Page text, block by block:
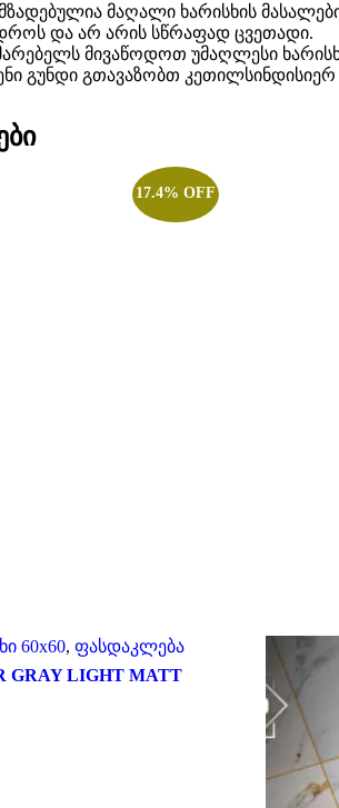
მაღალი ხარისხის
და არ არის სწრაფად ცვეთადი.
მივაწოდოთ უმაღლესი
გუნდი გთავაზობთ
17.4% OFF
60x60, ფასდაკლება
GRAY LIGHT MATT